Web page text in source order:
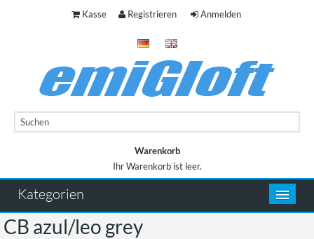
Kasse Registrieren Anmelden
Warenkorb
Ihr Warenkorb ist leer.
Kategorien
CB azul/leo grey